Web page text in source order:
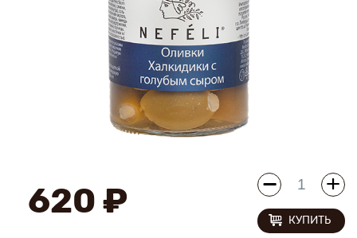
Контакты
620 ₽
КУПИТЬ